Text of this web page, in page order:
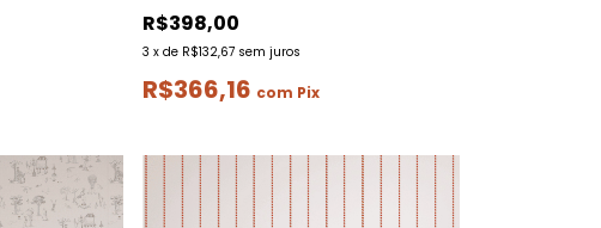
R$398,00
3 x de R$132,67 sem juros
R$366,16 com Pix